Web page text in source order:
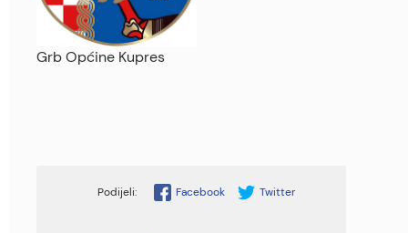
Grb Općine Kupres
Facebook Twitter